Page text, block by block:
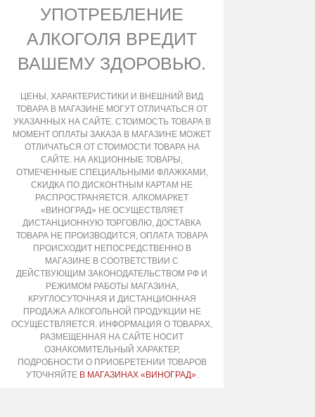
УПОТРЕБЛЕНИЕ
АЛКОГОЛЯ ВРЕДИТ
ВАШЕМУ ЗДОРОВЬЮ.
ЦЕНЫ, ХАРАКТЕРИСТИКИ И ВНЕШНИЙ ВИД
ТОВАРА В МАГАЗИНЕ МОГУТ ОТЛИЧАТЬСЯ ОТ
УКАЗАННЫХ НА САЙТЕ. СТОИМОСТЬ ТОВАРА В
МОМЕНТ ОПЛАТЫ ЗАКАЗА В МАГАЗИНЕ МОЖЕТ
ОТЛИЧАТЬСЯ ОТ СТОИМОСТИ ТОВАРА НА
САЙТЕ. НА АКЦИОННЫЕ ТОВАРЫ,
ОТМЕЧЕННЫЕ СПЕЦИАЛЬНЫМИ ФЛАЖКАМИ,
СКИДКА ПО ДИСКОНТНЫМ КАРТАМ НЕ
РАСПРОСТРАНЯЕТСЯ. АЛКОМАРКЕТ
«ВИНОГРАД» НЕ ОСУЩЕСТВЛЯЕТ
ДИСТАНЦИОННУЮ ТОРГОВЛЮ, ДОСТАВКА
ТОВАРА НЕ ПРОИЗВОДИТСЯ, ОПЛАТА ТОВАРА
ПРОИСХОДИТ НЕПОСРЕДСТВЕННО В
МАГАЗИНЕ В СООТВЕТСТВИИ С
ДЕЙСТВУЮЩИМ ЗАКОНОДАТЕЛЬСТВОМ РФ И
РЕЖИМОМ РАБОТЫ МАГАЗИНА,
КРУГЛОСУТОЧНАЯ И ДИСТАНЦИОННАЯ
ПРОДАЖА АЛКОГОЛЬНОЙ ПРОДУКЦИИ НЕ
ОСУЩЕСТВЛЯЕТСЯ. ИНФОРМАЦИЯ О ТОВАРАХ,
РАЗМЕЩЕННАЯ НА САЙТЕ НОСИТ
ОЗНАКОМИТЕЛЬНЫЙ ХАРАКТЕР,
ПОДРОБНОСТИ О ПРИОБРЕТЕНИИ ТОВАРОВ
УТОЧНЯЙТЕ В МАГАЗИНАХ «ВИНОГРАД».